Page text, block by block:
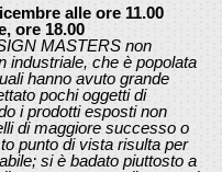
alle ore 11.00
ore 18.00
MASTERS non
industriale, che è popolata
hanno avuto grande
pochi oggetti di
i prodotti esposti non
di maggiore successo o
punto di vista risulta per
si è badato piuttosto a